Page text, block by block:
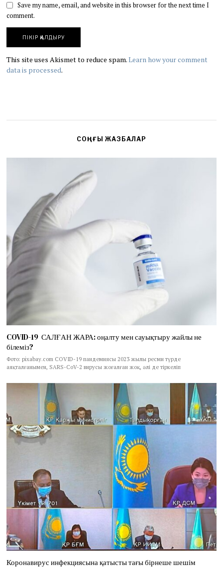
Save my name, email, and website in this browser for the next time I
comment.
This site uses Akismet to reduce spam.Learn how your comment
data is processed.
СОҢҒЫ ЖАЗБАЛАР
COVID-19 САЛҒАН ЖАРА: оңалту мен сауықтыру жайлы не
білеміз?
Фото: pixabay.com COVID-19 пандемиясы 2023 жылы ресми түрде
аяқталғанымен, SARS-CoV-2 вирусы жоғалған жоқ, әлі де тіркеліп
Коронавирус инфекциясына қатысты тағы бірнеше шешім